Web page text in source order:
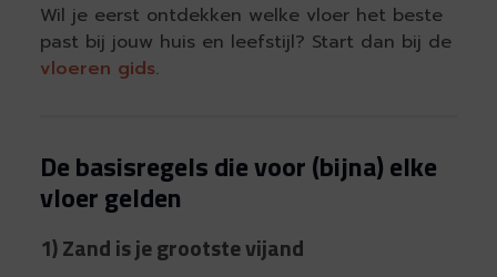
Wil je eerst ontdekken welke vloer het beste
past bij jouw huis en leefstijl? Start dan bij de
vloeren gids.
De basisregels die voor (bijna) elke
vloer gelden
1) Zand is je grootste vijand